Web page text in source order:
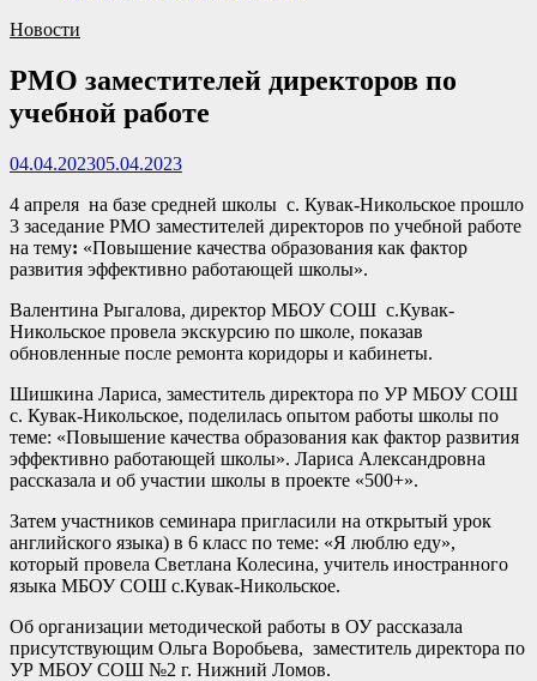
Новости
РМО заместителей директоров по
учебной работе
04.04.202305.04.2023
4 апреля на базе средней школы с. Кувак-Никольское прошло
3 заседание РМО заместителей директоров по учебной работе
на тему: «Повышение качества образования как фактор
развития эффективно работающей школы».
Валентина Рыгалова, директор МБОУ СОШ с.Кувак-
Никольское провела экскурсию по школе, показав
обновленные после ремонта коридоры и кабинеты.
Шишкина Лариса, заместитель директора по УР МБОУ СОШ
с. Кувак-Никольское, поделилась опытом работы школы по
теме: «Повышение качества образования как фактор развития
эффективно работающей школы». Лариса Александровна
рассказала и об участии школы в проекте «500+».
Затем участников семинара пригласили на открытый урок
английского языка) в 6 класс по теме: «Я люблю еду»,
который провела Светлана Колесина, учитель иностранного
языка МБОУ СОШ с.Кувак-Никольское.
Об организации методической работы в ОУ рассказала
присутствующим Ольга Воробьева, заместитель директора по
УР МБОУ СОШ №2 г. Нижний Ломов.